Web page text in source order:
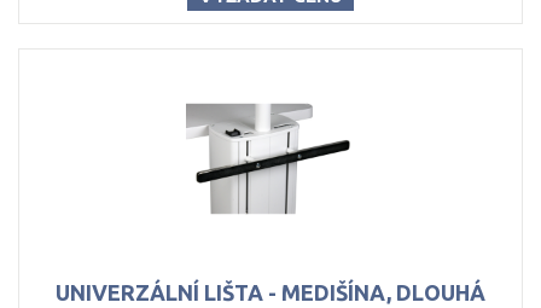
UNIVERZÁLNÍ LIŠTA - MEDIŠÍNA, DLOUHÁ